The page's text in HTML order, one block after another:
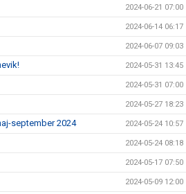
2024-06-21 07:00
2024-06-14 06:17
2024-06-07 09:03
2024-05-31 13:45
2024-05-31 07:00
2024-05-27 18:23
september 2024 2024-05-24 10:57
2024-05-24 08:18
2024-05-17 07:50
2024-05-09 12:00